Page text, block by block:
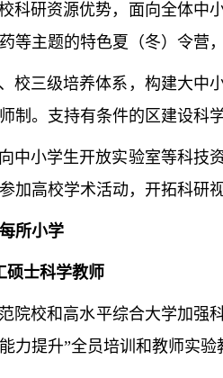
研资源优势，面向全体中小
等主题的特色夏（冬）令营
三级培养体系，构建大中小
制。支持有条件的区建设科
小学生开放实验室等科技资
加高校学术活动，开拓科研视
所小学
士科学教师
校和高水平综合大学加强科
力提升”全员培训和教师实